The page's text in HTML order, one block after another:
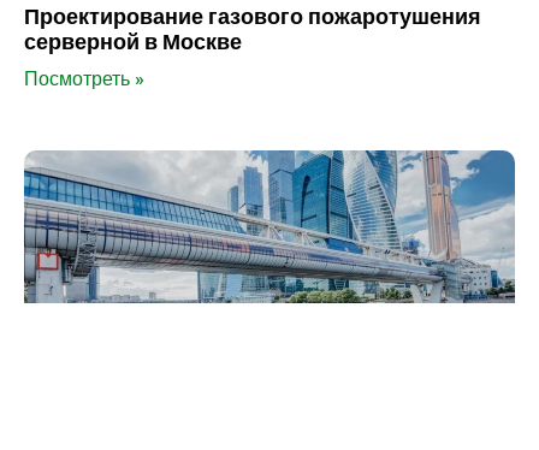
Проектирование газового пожаротушения
серверной в Москве
Посмотреть »